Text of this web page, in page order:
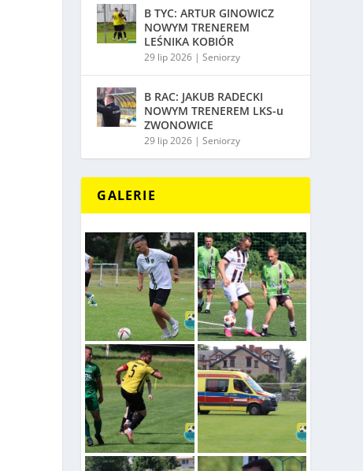
B TYC: ARTUR GINOWICZ
NOWYM TRENEREM
LEŚNIKA KOBIÓR
29 lip 2026 |Seniorzy
B RAC: JAKUB RADECKI
NOWYM TRENEREM LKS-u
ZWONOWICE
29 lip 2026 |Seniorzy
GALERIE